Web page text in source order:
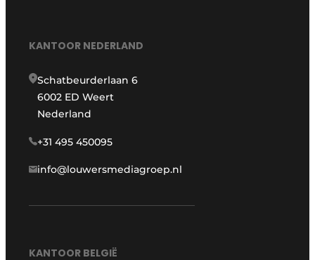
KANTOOR NEDERLAND
Schatbeurderlaan 6
6002 ED Weert
Nederland
+31 495 450095
info@louwersmediagroep.nl
KANTOOR BELGIË